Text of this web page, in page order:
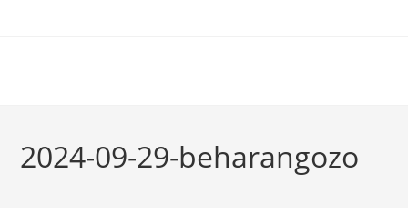
2024-09-29-beharangozo